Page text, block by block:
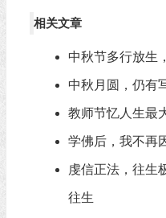
相关文章
中秋节多行放生
中秋月圆，仍有
教师节忆人生
学佛后，我不再
虔信正法，往
往生